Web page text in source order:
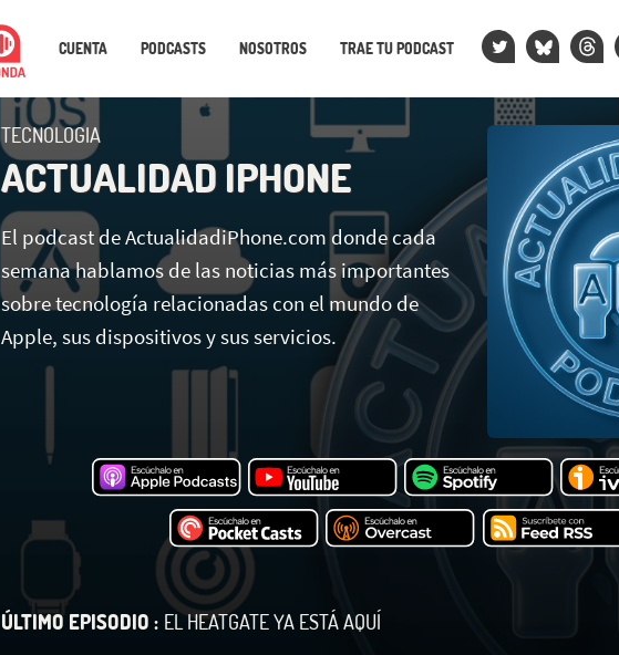
CUENTA PODCASTS NOSOTROS TRAE TU PODCAST
TECNOLOGIA
ACTUALIDAD IPHONE
El podcast de ActualidadiPhone.com donde cada
semana hablamos de las noticias más importantes
sobre tecnología relacionadas con el mundo de
Apple, sus dispositivos y sus servicios.
ÚLTIMO EPISODIO : EL HEATGATE YA ESTÁ AQUÍ